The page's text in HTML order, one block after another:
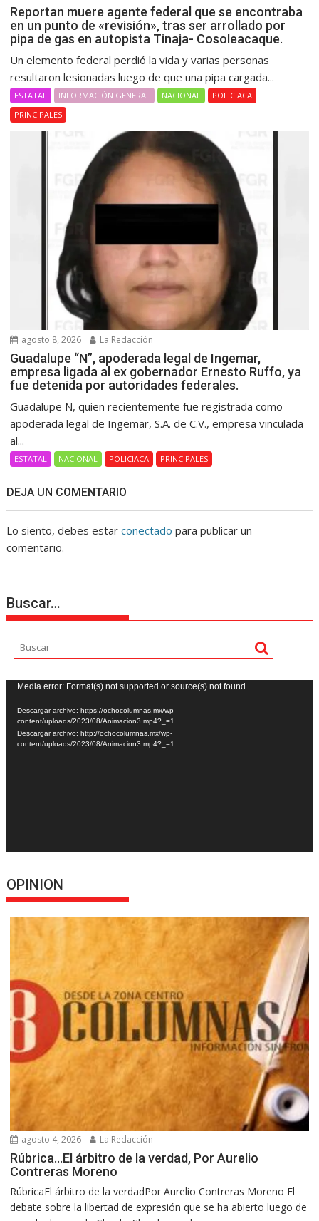
Reportan muere agente federal que se encontraba
en un punto de «revisión», tras ser arrollado por
pipa de gas en autopista Tinaja- Cosoleacaque.
Un elemento federal perdió la vida y varias personas
resultaron lesionadas luego de que una pipa cargada...
ESTATAL INFORMACIÓN GENERAL NACIONAL
POLICIACA
PRINCIPALES
agosto 8, 2026 La Redacción
Guadalupe “N”, apoderada legal de Ingemar,
empresa ligada al ex gobernador Ernesto Ruffo, ya
fue detenida por autoridades federales.
Guadalupe N, quien recientemente fue registrada como
apoderada legal de Ingemar, S.A. de C.V., empresa vinculada
al...
ESTATAL NACIONAL POLICIACA PRINCIPALES
DEJA UN COMENTARIO
Lo siento, debes estarconectado para publicar un
comentario.
Buscar…
Reproductor
de
vídeo
Media error: Format(s) not supported or source(s) not found
Descargar archivo: https://ochocolumnas.mx/wp-
content/uploads/2023/08/Animacion3.mp4?_=1
Descargar archivo: http://ochocolumnas.mx/wp-
content/uploads/2023/08/Animacion3.mp4?_=1
OPINION
agosto 4, 2026 La Redacción
Rúbrica…El árbitro de la verdad, Por Aurelio
Contreras Moreno
RúbricaEl árbitro de la verdadPor Aurelio Contreras Moreno El
debate sobre la libertad de expresión que se ha abierto luego de